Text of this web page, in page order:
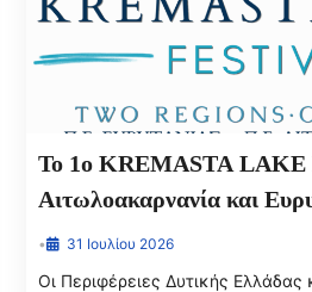
Το 1ο KREMASTA LAKE
Αιτωλοακαρνανία και
• 31 Ιουλίου 2026
Οι Περιφέρειες Δυτικής